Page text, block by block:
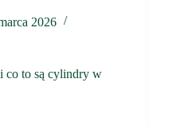
2026
co to są cylindry w